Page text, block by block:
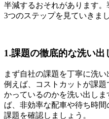
半減するおそれがあります
3つのステップを見ていきまし
1.課題の徹底的な洗い出
まず自社の課題を丁寧に洗い
例えば、コストカットが課
かっているのかを洗い出し
ば、非効率な配車や待ち時
課題を確認しましょう。